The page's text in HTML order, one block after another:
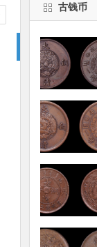
古钱币